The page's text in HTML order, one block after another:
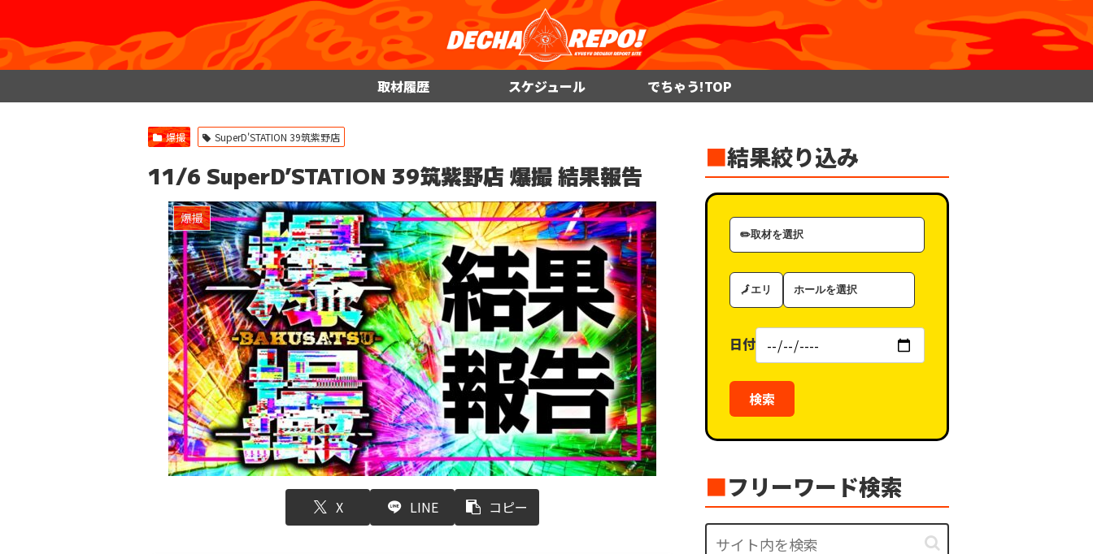
取材履歴 スケジュール でちゃう!TOP
爆撮 SuperD'STATION 39筑紫野店
11/6 SuperD’STATION 39筑紫野店 爆撮 結果報告
爆撮
X LINE コピー
■結果絞り込み
取
材
ゴ
ー
エ
リ
ホ
ー
（タ
グ）
日付
検索
■フリーワード検索